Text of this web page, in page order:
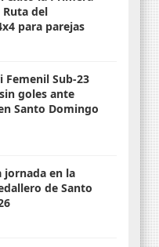
Ruta del
para parejas
Femenil Sub-23
goles ante
Santo Domingo
jornada en la
de Santo